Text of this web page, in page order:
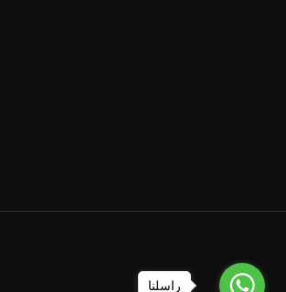
راسلنا